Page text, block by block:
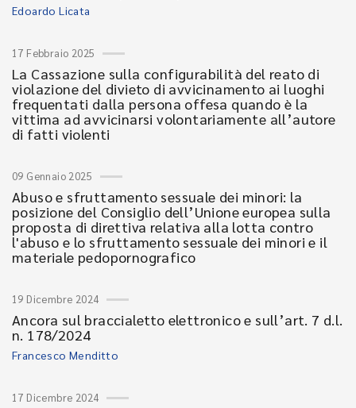
Edoardo Licata
17 Febbraio 2025
La Cassazione sulla configurabilità del reato di
violazione del divieto di avvicinamento ai luoghi
frequentati dalla persona offesa quando è la
vittima ad avvicinarsi volontariamente all’autore
di fatti violenti
09 Gennaio 2025
Abuso e sfruttamento sessuale dei minori: la
posizione del Consiglio dell’Unione europea sulla
proposta di direttiva relativa alla lotta contro
l'abuso e lo sfruttamento sessuale dei minori e il
materiale pedopornografico
19 Dicembre 2024
Ancora sul braccialetto elettronico e sull’art. 7 d.l.
n. 178/2024
Francesco Menditto
17 Dicembre 2024